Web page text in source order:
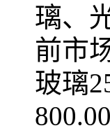
璃、
前市
玻璃